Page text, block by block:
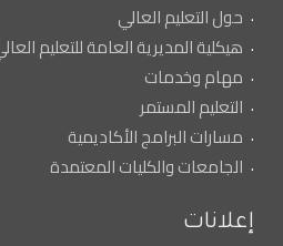
حول التعليم العالي
هيكلية المديرية العامة للتعليم العالي
مهام وخدمات
التعليم المستمر
مسارات البرامج الأكاديمية
الجامعات والكليات المعتمدة
إعلانات